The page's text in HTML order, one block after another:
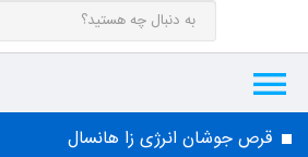
قرص جوشان انرژی زا هانسال